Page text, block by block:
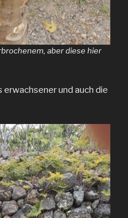
aber diese hier
und auch die